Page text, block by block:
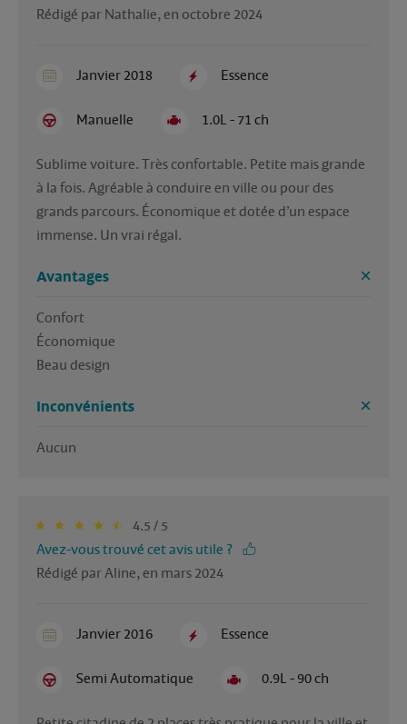
Rédigé par Nathalie, en octobre 2024
Janvier 2018 Essence
Manuelle 1.0L - 71 ch
Sublime voiture. Très confortable. Petite mais grande
à la fois. Agréable à conduire en ville ou pour des
grands parcours. Économique et dotée d’un espace
immense. Un vrai régal.
Avantages
Confort
Économique
Beau design
Inconvénients
Aucun
4.5 / 5
Avez-vous trouvé cet avis utile ?
Rédigé par Aline, en mars 2024
Janvier 2016 Essence
Semi Automatique 0.9L - 90 ch